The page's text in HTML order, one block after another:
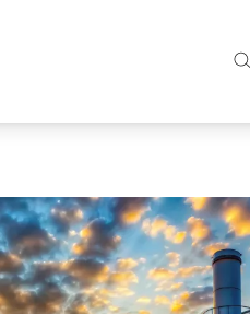
Kroatien
Estland